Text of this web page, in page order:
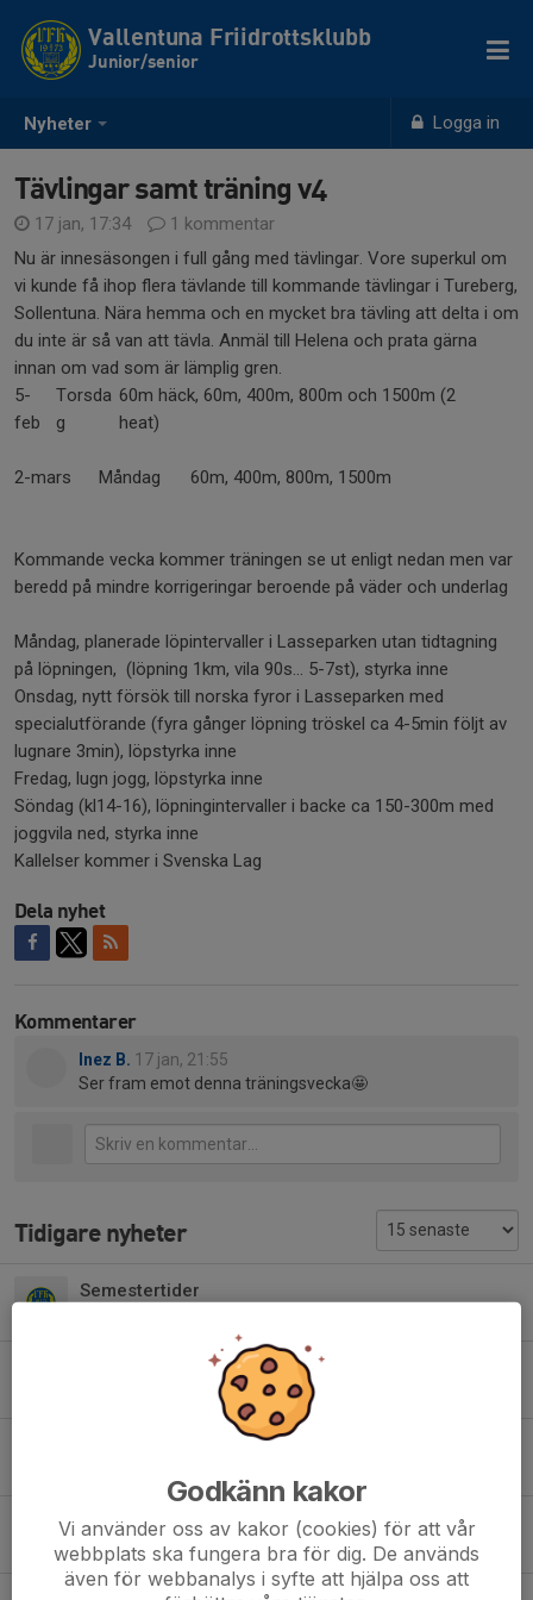
Nyheter Logga in
Vallentuna Friidrottsklubb
Junior/senior
Tävlingar samt träning v4
17 jan, 17:34
1 kommentar
Nu är innesäsongen i full gång med tävlingar. Vore superkul om
vi kunde få ihop flera tävlande till kommande tävlingar i Tureberg,
Sollentuna. Nära hemma och en mycket bra tävling att delta i om
du inte är så van att tävla. Anmäl till Helena och prata gärna
innan om vad som är lämplig gren.
5-
feb
Torsda
g
60m häck, 60m, 400m, 800m och 1500m (2
heat)
2-mars Måndag 60m, 400m, 800m, 1500m
Kommande vecka kommer träningen se ut enligt nedan men var
beredd på mindre korrigeringar beroende på väder och underlag
Måndag, planerade löpintervaller i Lasseparken utan tidtagning
på löpningen, (löpning 1km, vila 90s... 5-7st), styrka inne
Onsdag, nytt försök till norska fyror i Lasseparken med
specialutförande (fyra gånger löpning tröskel ca 4-5min följt av
lugnare 3min), löpstyrka inne
Fredag, lugn jogg, löpstyrka inne
Söndag (kl14-16), löpningintervaller i backe ca 150-300m med
joggvila ned, styrka inne
Kallelser kommer i Svenska Lag
Dela nyhet
Kommentarer
Inez B. 17 jan, 21:55
Ser fram emot denna träningsvecka🤩
Tidigare nyheter
Semestertider
Sommarträning
0
Midsommar och ny söndagstid from nästa vecka
Ingen tränare på fredag
3 jun, 17:32 0
Godkänn kakor
Vi använder oss av kakor (cookies) för att vår
webbplats ska fungera bra för dig. De används
även för webbanalys i syfte att hjälpa oss att